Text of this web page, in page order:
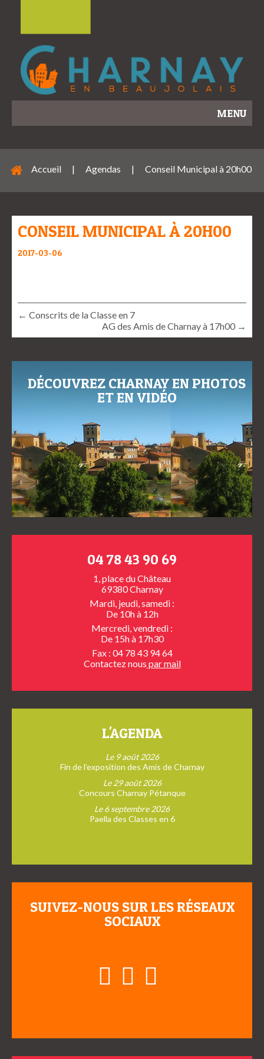
MENU
Accueil | Agendas | Conseil Municipal à 20h00
CONSEIL MUNICIPAL À 20H00
2017-03-06
← Conscrits de la Classe en 7
AG des Amis de Charnay à 17h00 →
DÉCOUVREZ CHARNAY EN PHOTOS
ET EN VIDÉO
04 78 43 90 69
1, place du Château
69380 Charnay
Mardi, jeudi, samedi :
De 10h à 12h
Mercredi, vendredi :
De 15h à 17h30
Fax : 04 78 43 94 64
Contactez nous par mail
L'AGENDA
Le 9 août 2026
Fin de l’exposition des Amis de Charnay
Le 29 août 2026
Concours Charnay Pétanque
Le 6 septembre 2026
Paella des Classes en 6
SUIVEZ-NOUS SUR LES RÉSEAUX
SOCIAUX